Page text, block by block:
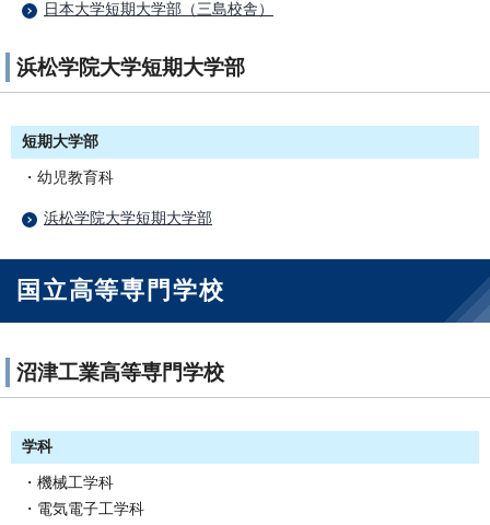
日本大学短期大学部（三島校舎）
浜松学院大学短期大学部
短期大学部
・幼児教育科
浜松学院大学短期大学部
国立高等専門学校
沼津工業高等専門学校
学科
・機械工学科
・電気電子工学科